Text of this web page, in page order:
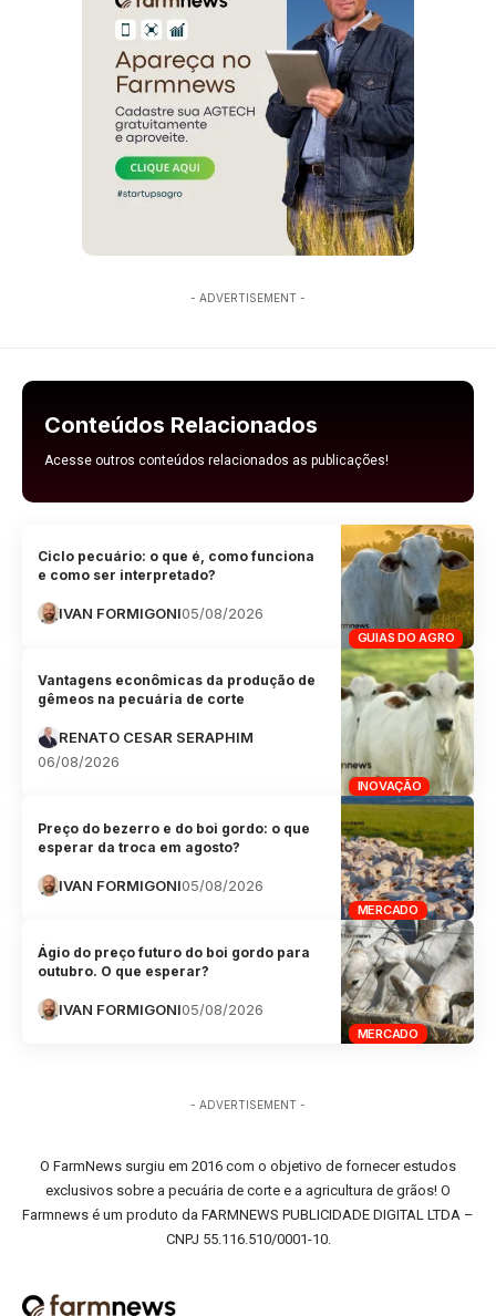
- ADVERTISEMENT -
Conteúdos Relacionados
Acesse outros conteúdos relacionados as publicações!
GUIAS DO AGRO
Ciclo pecuário: o que é, como funciona
e como ser interpretado?
IVAN FORMIGONI05/08/2026
INOVAÇÃO
Vantagens econômicas da produção de
gêmeos na pecuária de corte
RENATO CESAR SERAPHIM
06/08/2026
MERCADO
Preço do bezerro e do boi gordo: o que
esperar da troca em agosto?
IVAN FORMIGONI05/08/2026
MERCADO
Ágio do preço futuro do boi gordo para
outubro. O que esperar?
IVAN FORMIGONI05/08/2026
- ADVERTISEMENT -
O FarmNews surgiu em 2016 com o objetivo de fornecer estudos
exclusivos sobre a pecuária de corte e a agricultura de grãos! O
Farmnews é um produto da FARMNEWS PUBLICIDADE DIGITAL LTDA –
CNPJ 55.116.510/0001-10.